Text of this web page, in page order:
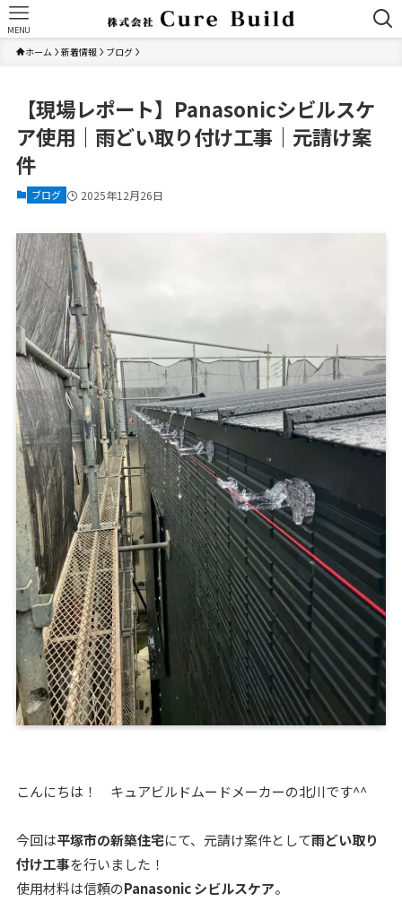
MENU
ホーム 新着情報 ブログ
【現場レポート】Panasonicシビルスケ
ア使用｜雨どい取り付け工事｜元請け案
件
ブログ 2025年12月26日
こんにちは！ キュアビルドムードメーカーの北川です^^
今回は平塚市の新築住宅にて、元請け案件として雨どい取り
付け工事を行いました！
使用材料は信頼のPanasonic シビルスケア。